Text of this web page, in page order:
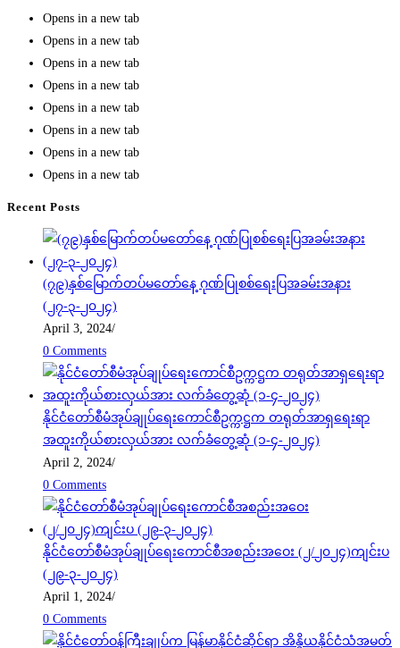
Opens in a new tab
Opens in a new tab
Opens in a new tab
Opens in a new tab
Opens in a new tab
Opens in a new tab
Opens in a new tab
Opens in a new tab
Recent Posts
(၇၉)နှစ်မြောက်တပ်မတော်နေ့ ဂုဏ်ပြုစစ်ရေးပြအခမ်းအနား
(၂၇-၃-၂၀၂၄)
April 3, 2024/
0 Comments
နိုင်ငံတော်စီမံအုပ်ချုပ်ရေးကောင်စီဥက္ကဋ္ဌက တရုတ်အာရှရေးရာ
အထူးကိုယ်စားလှယ်အား လက်ခံတွေ့ဆုံ (၁-၄-၂၀၂၄)
April 2, 2024/
0 Comments
နိုင်ငံတော်စီမံအုပ်ချုပ်ရေးကောင်စီအစည်းအဝေး (၂/၂၀၂၄)ကျင်းပ
(၂၉-၃-၂၀၂၄)
April 1, 2024/
0 Comments